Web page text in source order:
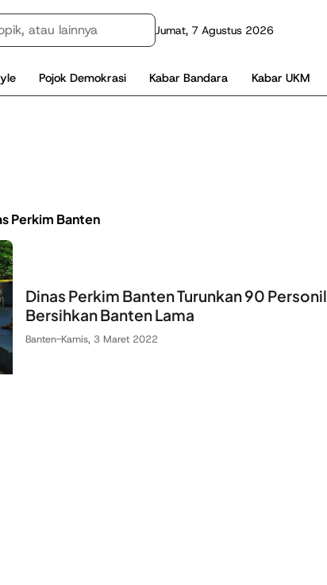
Jumat, 7 Agustus 2026
Pojok Demokrasi Kabar Bandara Kabar UKM
Perkim Banten
Dinas Perkim Banten Turunkan 90 Personil
Bersihkan Banten Lama
Banten-Kamis, 3 Maret 2022